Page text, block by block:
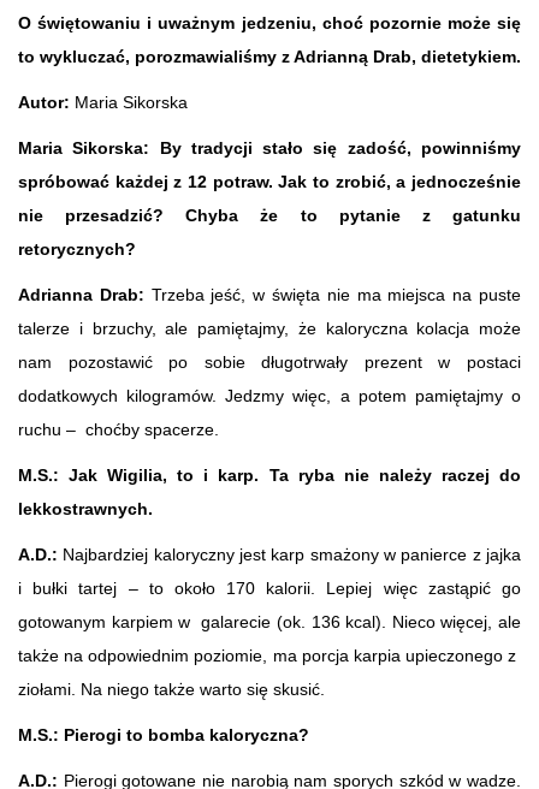
O świętowaniu i uważnym jedzeniu, choć pozornie może się
to wykluczać, porozmawialiśmy z Adrianną Drab, dietetykiem.
Autor: Maria Sikorska
Maria Sikorska: By tradycji stało się zadość, powinniśmy
spróbować każdej z 12 potraw. Jak to zrobić, a jednocześnie
nie przesadzić? Chyba że to pytanie z gatunku
retorycznych?
Adrianna Drab: Trzeba jeść, w święta nie ma miejsca na puste
talerze i brzuchy, ale pamiętajmy, że kaloryczna kolacja może
nam pozostawić po sobie długotrwały prezent w postaci
dodatkowych kilogramów. Jedzmy więc, a potem pamiętajmy o
ruchu – choćby spacerze.
M.S.: Jak Wigilia, to i karp. Ta ryba nie należy raczej do
lekkostrawnych.
A.D.: Najbardziej kaloryczny jest karp smażony w panierce z jajka
i bułki tartej – to około 170 kalorii. Lepiej więc zastąpić go
gotowanym karpiem w galarecie (ok. 136 kcal). Nieco więcej, ale
także na odpowiednim poziomie, ma porcja karpia upieczonego z
ziołami. Na niego także warto się skusić.
M.S.: Pierogi to bomba kaloryczna?
A.D.: Pierogi gotowane nie narobią nam sporych szkód w wadze.